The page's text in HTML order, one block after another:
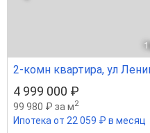
1
2-комн квартира, ул
4 999 000 ₽
99 980 ₽ за м2
Ипотека от 22 059 ₽ в месяц